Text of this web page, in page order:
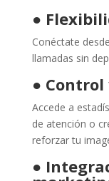
●
Conéctate
llamadas sin
● Control
Accede a
de atención o
reforzar tu
●